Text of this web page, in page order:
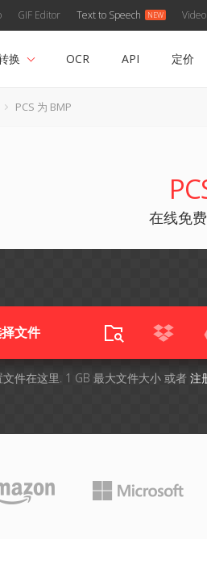
GIF Editor Text to Speech
换 OCR API 定价
PCS 为 BMP
在线免
文件
文件在这里. 1 GB 最大文件大小 或者 注